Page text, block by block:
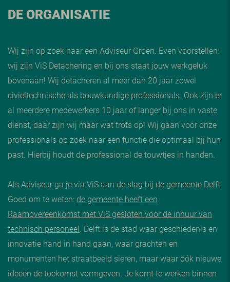
DE ORGANISATIE
Wij zijn op zoek naar een Adviseur Groen. Even voorstellen:
wij zijn ViS Detachering en bij ons staat jouw werkgeluk
bovenaan! Wij detacheren al meer dan 20 jaar zowel
civieltechnische als bouwkundige professionals. Ook zijn er
al meerdere medewerkers 10 jaar of langer bij ons in vaste
dienst, daar zijn wij maar wat trots op! Wij gaan voor onze
professionals op zoek naar een functie die optimaal bij hun
past. Hierbij houdt de professional de touwtjes in handen.
Als Adviseur ga je via ViS aan de slag bij de gemeente Delft.
Goed om te weten:de gemeente heeft een
Raamovereenkomst met ViS gesloten voor de inhuur van
technisch personeel. Delft is de stad waar geschiedenis en
innovatie hand in hand gaan, waar grachten en
monumenten het straatbeeld sieren, maar waar óók nieuwe
ideeën de toekomst vormgeven. Je komt te werken binnen